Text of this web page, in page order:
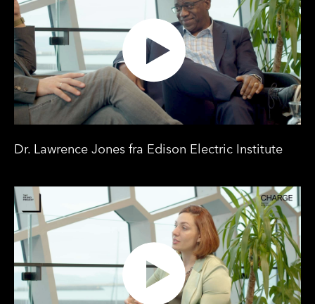
Dr. Lawrence Jones fra Edison Electric Institute